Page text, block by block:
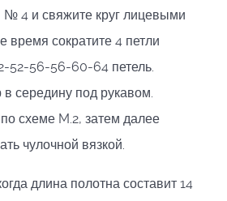
4 и свяжите круг лицевыми
время сократите 4 петли
52-56-56-60-64 петель.
середину под рукавом.
схеме M.2, затем далее
чулочной вязкой.
длина полотна составит 14